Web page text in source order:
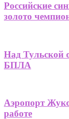
Российские
золото
Над Тульской
БПЛА
Аэропорт
работе